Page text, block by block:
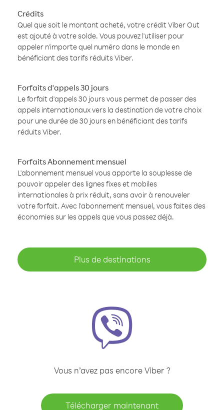
Crédits
Quel que soit le montant acheté, votre crédit Viber Out
est ajouté à votre solde. Vous pouvez l'utiliser pour
appeler n'importe quel numéro dans le monde en
bénéficiant des tarifs réduits Viber.
Forfaits d'appels 30 jours
Le forfait d'appels 30 jours vous permet de passer des
appels internationaux vers la destination de votre choix
pour une durée de 30 jours en bénéficiant des tarifs
réduits Viber.
Forfaits Abonnement mensuel
L'abonnement mensuel vous apporte la souplesse de
pouvoir appeler des lignes fixes et mobiles
internationales à prix réduit, sans avoir à renouveler
votre forfait. Avec l'abonnement mensuel, vous faites des
économies sur les appels que vous passez déjà.
Plus de destinations
Vous n’avez pas encore Viber ?
Télécharger maintenant